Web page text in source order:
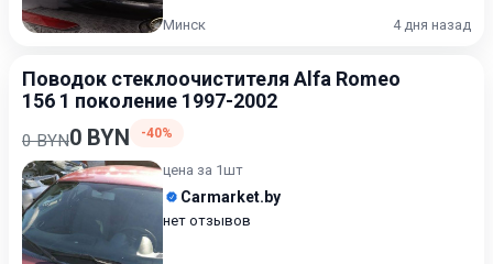
Минск 4 дня назад
Поводок стеклоочистителя Alfa Romeo
156 1 поколение 1997-2002
0 BYN0 BYN -40%
цена за 1шт
Carmarket.by
нет отзывов